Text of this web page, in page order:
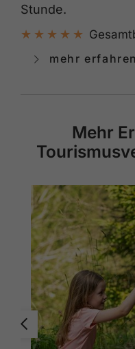
Stunde.
mehr erfahren
Mehr